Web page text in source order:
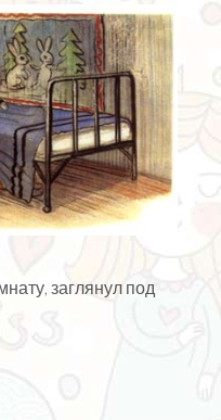
заглянул под